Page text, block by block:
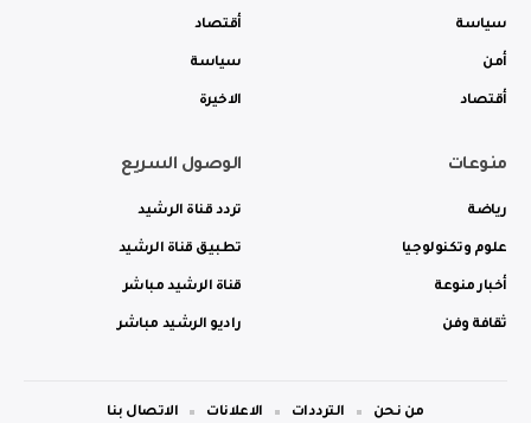
سياسة
أمن
أقتصاد
أقتصاد
سياسة
الاخيرة
منوعات
رياضة
علوم وتكنولوجيا
أخبار منوعة
ثقافة وفن
الوصول السريع
تردد قناة الرشيد
تطبيق قناة الرشيد
قناة الرشيد مباشر
راديو الرشيد مباشر
من نحن الترددات الاعلانات الاتصال بنا